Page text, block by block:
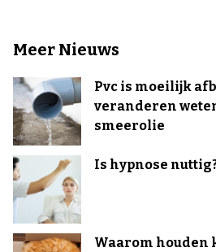
Meer Nieuws
Pvc is moeilijk
veranderen
smeerolie
Is hypnose
Waarom houden